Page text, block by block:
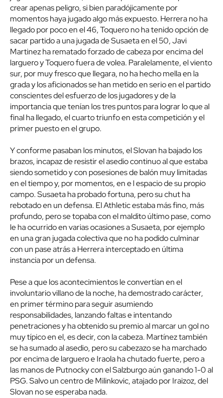
crear apenas peligro, si bien paradójicamente por
momentos haya jugado algo más expuesto. Herrera no ha
llegado por poco en el 46, Toquero no ha tenido opción de
sacar partido a una jugada de Susaeta en el 50, Javi
Martinez ha rematado forzado de cabeza por encima del
larguero y Toquero fuera de volea. Paralelamente, el viento
sur, por muy fresco que llegara, no ha hecho mella en la
grada y los aficionados se han metido en serio en el partido
conscientes del esfuerzo de los jugadores y de la
importancia que tenían los tres puntos para lograr lo que al
final ha llegado, el cuarto triunfo en esta competición y el
primer puesto en el grupo.
Y conforme pasaban los minutos, el Slovan ha bajado los
brazos, incapaz de resistir el asedio continuo al que estaba
siendo sometido y con posesiones de balón muy limitadas
en el tiempo y, por momentos, en e l espacio de su propio
campo. Susaeta ha probado fortuna, pero su chut ha
rebotado en un defensa. El Athletic estaba más fino, más
profundo, pero se topaba con el maldito último pase, como
le ha ocurrido en varias ocasiones a Susaeta, por ejemplo
en una gran jugada colectiva que no ha podido culminar
con un pase atrás a Herrera interceptado en última
instancia por un defensa.
Pese a que los acontecimientos le convertían en el
involuntario villano de la noche, ha demostrado carácter,
en primer término para seguir asumiendo
responsabilidades, lanzando faltas e intentando
penetraciones y ha obtenido su premio al marcar un gol no
muy típico en el, es decir, con la cabeza. Martínez también
se ha sumado al asedio, pero su cabezazo se ha marchado
por encima de larguero e Iraola ha chutado fuerte, pero a
las manos de Putnocky con el Salzburgo aún ganando 1-0 al
PSG. Salvo un centro de Milinkovic, atajado por Iraizoz, del
Slovan no se esperaba nada.